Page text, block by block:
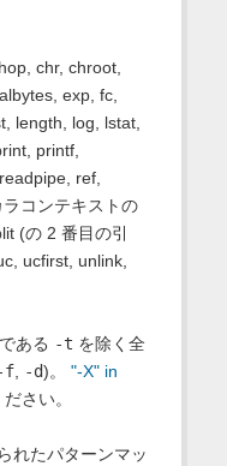
chr, chroot,
exp, fc,
length, log, lstat,
printf,
ref,
コンテキストの
(の 2 番目の引
ucfirst, unlink,
ある -t を除く全
f, -d)。 "-X" in
さい。
れたパターンマッ